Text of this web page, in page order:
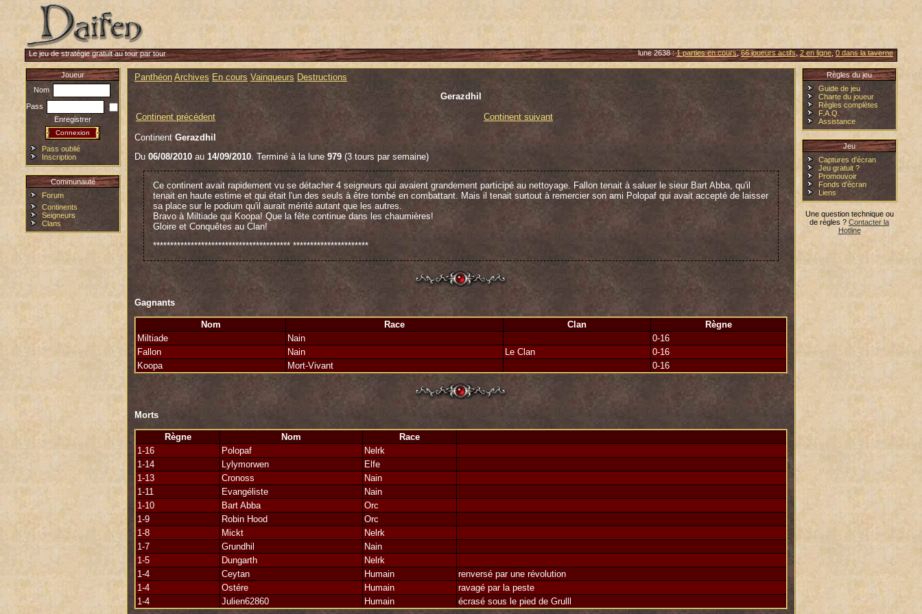
Le jeu de stratégie gratuit au tour par tour lune 2638 :1 parties en cours,66 joueurs actifs, 2 en ligne,0 dans la taverne
Joueur
Nom
Pass
Enregistrer
Pass oublié
Inscription
Communauté
Forum
Continents
Seigneurs
Clans
Panthéon Archives En cours Vainqueurs Destructions
Gerazdhil
Continent précédent
Continent suivant
Continent Gerazdhil
Du 06/08/2010 au 14/09/2010. Terminé à la lune 979 (3 tours par semaine)
Ce continent avait rapidement vu se détacher 4 seigneurs qui avaient grandement participé au nettoyage. Fallon tenait à saluer le sieur Bart Abba, qu'il
tenait en haute estime et qui était l'un des seuls à être tombé en combattant. Mais il tenait surtout à remercier son ami Polopaf qui avait accepté de laisser
sa place sur le podium qu'il aurait mérité autant que les autres.
Bravo à Miltiade qui Koopa! Que la fête continue dans les chaumières!
Gloire et Conquêtes au Clan!
**************************************** **********************
Ce continent s'est clairsemé rapidement, on aurait dit un 6 tours ! Il m'a permis de connaitre Evangeliste que je salue ici. Je rend hommage au fidèle
Polopaf qui n'est plus là.
Que la bière coule à flot !
miltiade
Gagnants
Nom Race Clan
Règne
Miltiade
Nain
0-16
Fallon
Nain Le Clan
0-16
Koopa
Mort-Vivant 0-16
Morts
Règne Nom
Race
1-16
Polopaf
Nelrk
1-14
Lylymorwen
Elfe
1-13
Cronoss
Nain
1-11
Evangéliste
Nain
1-10
Bart Abba
Orc
1-9
Robin Hood
Orc
1-8
Mickt
Nelrk
1-7
Grundhil
Nain
1-5
Dungarth
Nelrk
1-4
Ceytan Humain
renversé par une révolution
1-4
Ostére Humain
ravagé par la peste
1-4
Julien62860 Humain écrasé sous le pied de Grulll
Règles du jeu
Guide de jeu
Charte du joueur
Règles complètes
F.A.Q.
Assistance
Jeu
Captures d'écran
Jeu gratuit ?
Promouvoir
Fonds d'écran
Liens
Une question technique ou
de règles ? Contacter la
Hotline